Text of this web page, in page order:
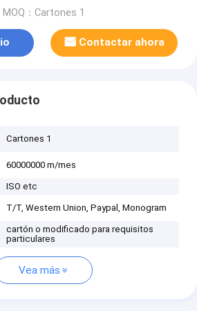
MOQ：Cartones 1
Contactar ahora
Cartones 1
60000000 m/mes
ISO etc
T/T, Western Union, Paypal, Monogram
cartón o modificado para requisitos
particulares
Vea más